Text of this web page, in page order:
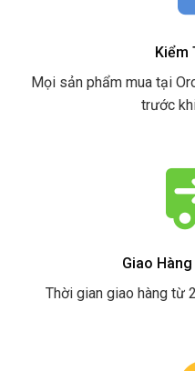
Kiểm
Mọi sản phẩm mua tại
trước
Giao
Thời gian giao hàng từ